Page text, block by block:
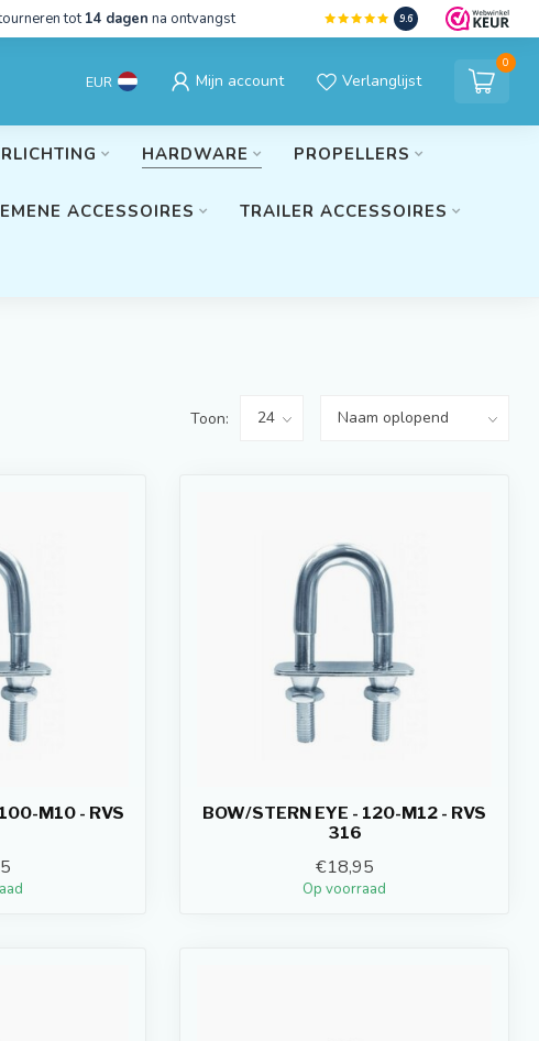
tot14 dagen na ontvangst 9.6
EUR Mijn account Verlanglijst
0
HARDWARE PROPELLERS
ACCESSOIRES TRAILER ACCESSOIRES
Toon:
M10 - RVS
BOW/STERN EYE - 120-M12 - RVS
316
€18,95
Op voorraad